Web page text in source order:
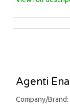
Agenti
Company/Brand: